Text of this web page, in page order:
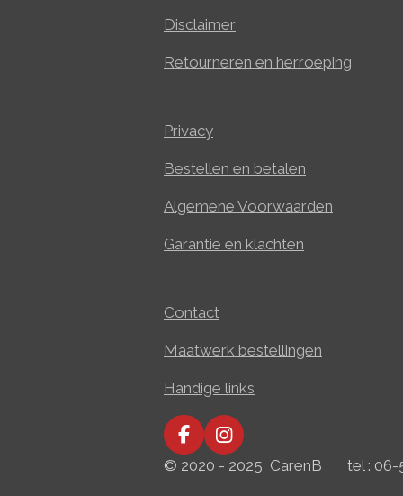
Disclaimer
Retourneren en herroeping
Privacy
Bestellen en betalen
Algemene Voorwaarden
Garantie en klachten
Contact
Maatwerk bestellingen
Handige links
F
a
I
n
© 2020 - 2025 CarenB tel : 06-